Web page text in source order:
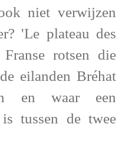
niet verwijzen
'Le plateau des
rotsen die
eilanden Bréhat
en waar een
tussen de twee